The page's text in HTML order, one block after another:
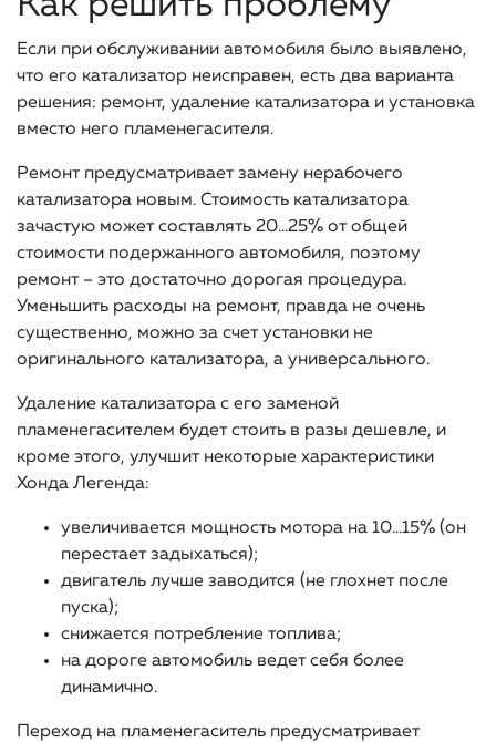
Если при обслуживании автомобиля было выявлено,
что его катализатор неисправен, есть два варианта
решения: ремонт, удаление катализатора и установка
вместо него пламенегасителя.
Ремонт предусматривает замену нерабочего
катализатора новым. Стоимость катализатора
зачастую может составлять 20…25% от общей
стоимости подержанного автомобиля, поэтому
ремонт – это достаточно дорогая процедура.
Уменьшить расходы на ремонт, правда не очень
существенно, можно за счет установки не
оригинального катализатора, а универсального.
Удаление катализатора с его заменой
пламенегасителем будет стоить в разы дешевле, и
кроме этого, улучшит некоторые характеристики
Хонда Легенда:
увеличивается мощность мотора на 10…15% (он
перестает задыхаться);
двигатель лучше заводится (не глохнет после
пуска);
снижается потребление топлива;
на дороге автомобиль ведет себя более
динамично.
Переход на пламенегаситель предусматривает